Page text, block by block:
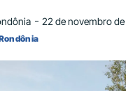
22 de novembro